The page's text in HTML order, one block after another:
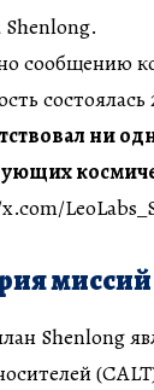
Shenlong.
сообщению
ни
Shenlong